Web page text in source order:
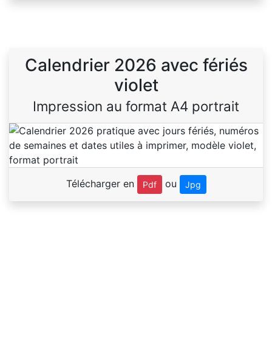
Calendrier 2026 avec fériés
violet
Impression au format A4 portrait
Télécharger en Pdf ou Jpg